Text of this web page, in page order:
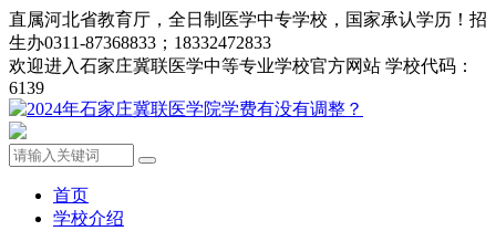
直属河北省教育厅，全日制医学中专学校，国家承认学历！招
生办0311-87368833；18332472833
欢迎进入石家庄冀联医学中等专业学校官方网站 学校代码：
6139
首页
学校介绍